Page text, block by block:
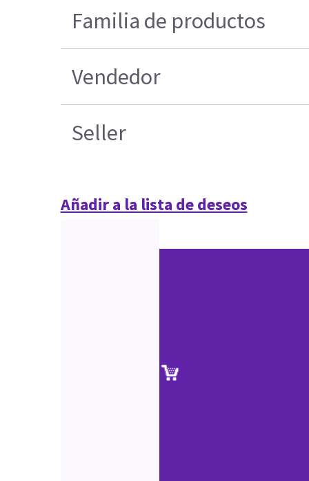
Familia de productos
Vendedor
Seller
Añadir a la lista de deseos